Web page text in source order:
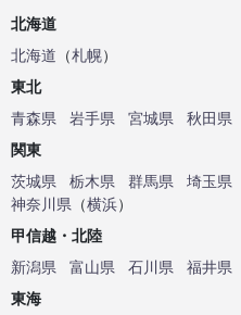
北海道
北海道 （札幌）
東北
青森県
岩手県 宮城県 秋田県
関東
茨城県
栃木県 群馬県 埼玉県
神奈川県 （横浜）
甲信越・北陸
新潟県
富山県 石川県 福井県
東海